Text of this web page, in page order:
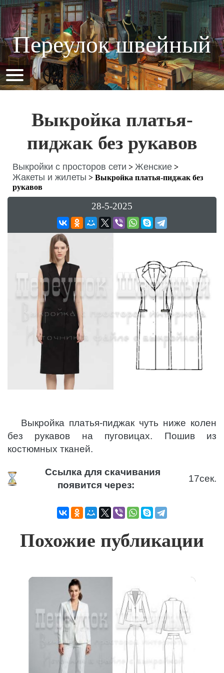
Переулок швейный
Выкройка платья-
пиджак без рукавов
Выкройки с просторов сети > Женские >
Жакеты и жилеты > Выкройка платья-пиджак без
рукавов
28-5-2025
Выкройка платья-пиджак чуть ниже колен
без рукавов на пуговицах. Пошив из
костюмных тканей.
Ссылка для скачивания
появится через:
17сек.
Похожие публикации